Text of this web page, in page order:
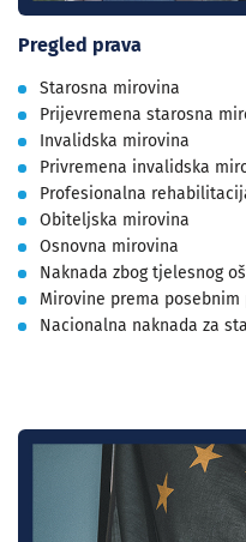
Pregled prava
Starosna mirovina
Prijevremena starosna
Invalidska mirovina
Privremena invalidska
Profesionalna
Obiteljska mirovina
Osnovna mirovina
Naknada zbog tjelesnog
Mirovine prema posebnim
Nacionalna naknada za